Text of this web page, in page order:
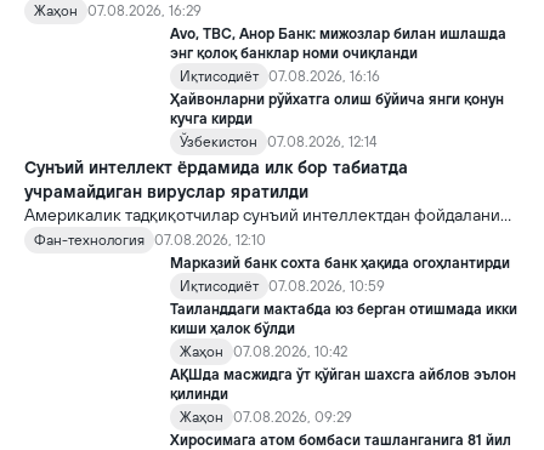
яратди, аммо ундан кейин ким келиши ва ҳокимиятни
топшириш механизми ҳали ноаниқ. Таҳлилчилар фикрича, бу
Кремлда ворислик жангига олиб келиши мумкин.
Жаҳон
07.08.2026, 16:29
Avo, TBC, Анор Банк: мижозлар билан ишлашда
энг қолоқ банклар номи очиқланди
Иқтисодиёт 07.08.2026, 16:16
Ҳайвонларни рўйхатга олиш бўйича янги қонун
кучга кирди
Ўзбекистон
07.08.2026, 12:14
Сунъий интеллект ёрдамида илк бор табиатда
учрамайдиган вируслар яратилди
Америкалик тадқиқотчилар сунъий интеллектдан фойдаланиб
16 та вирус яратди. Бу кашфиёт янги ютуқларга умид уйғотиш
билан бирга, ундан нотўғри мақсадда фойдаланиш борасидаги
хавотирларни ҳам кучайтирмоқда.
Фан-технология 07.08.2026, 12:10
Марказий банк сохта банк ҳақида огоҳлантирди
Иқтисодиёт 07.08.2026, 10:59
Таиланддаги мактабда юз берган отишмада икки
киши ҳалок бўлди
Жаҳон
07.08.2026, 10:42
АҚШда масжидга ўт қўйган шахсга айблов эълон
қилинди
Жаҳон
07.08.2026, 09:29
Хиросимага атом бомбаси ташланганига 81 йил